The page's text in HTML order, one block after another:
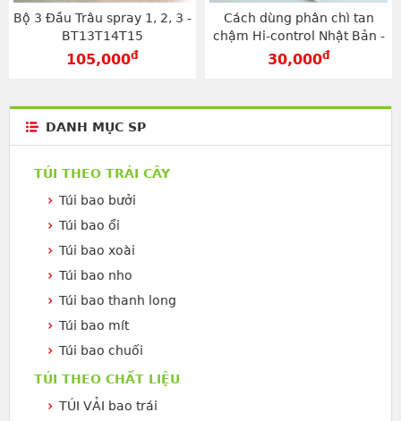
Bộ 3 Đầu Trâu spray 1, 2, 3 -
BT13T14T15
105,000đ
Cách dùng phân chì tan
chậm Hi-control Nhật Bản -
T194
30,000đ
DANH MỤC SP
TÚI THEO TRÁI CÂY
Túi bao bưởi
Túi bao ổi
Túi bao xoài
Túi bao nho
Túi bao thanh long
Túi bao mít
Túi bao chuối
TÚI THEO CHẤT LIỆU
TÚI VẢI bao trái